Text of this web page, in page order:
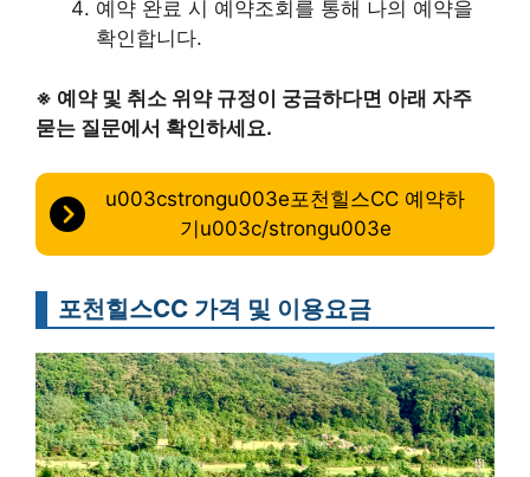
예약 완료 시 예약조회를 통해 나의 예약을
확인합니다.
※ 예약 및 취소 위약 규정이 궁금하다면 아래 자주
묻는 질문에서 확인하세요.
u003cstrongu003e포천힐스CC 예약하
기u003c/strongu003e
포천힐스CC 가격 및 이용요금